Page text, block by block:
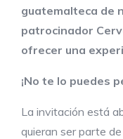
guatemalteca de
patrocinador
ofrecer una
¡No te lo puedes
La invitación está
quieran ser parte